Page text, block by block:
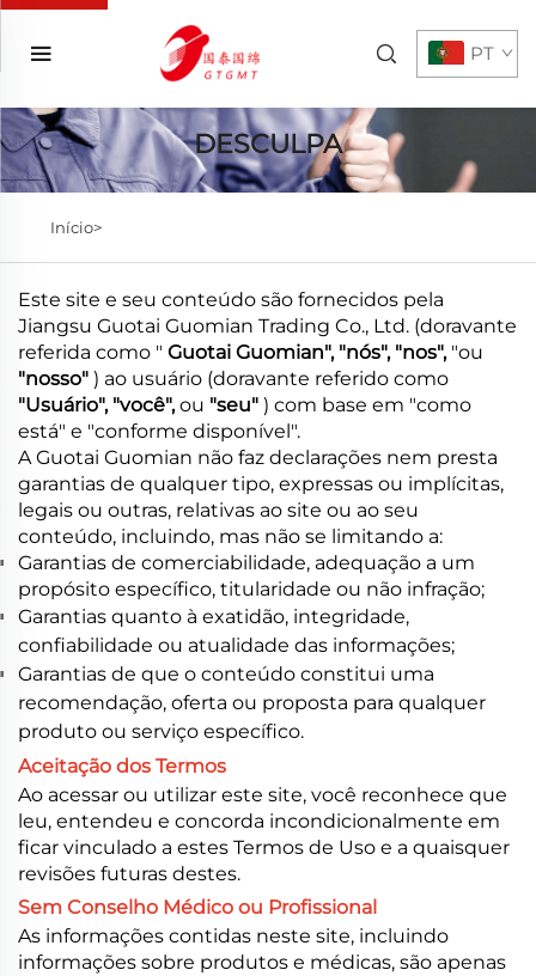
PT
DESCULPA
Início>
Este site e seu conteúdo são fornecidos pela
Jiangsu Guotai Guomian Trading Co., Ltd. (doravante
referida como " Guotai Guomian", "nós", "nos", "ou
"nosso" ) ao usuário (doravante referido como
"Usuário", "você",ou "seu" ) com base em "como
está" e "conforme disponível".
A Guotai Guomian não faz declarações nem presta
garantias de qualquer tipo, expressas ou implícitas,
legais ou outras, relativas ao site ou ao seu
conteúdo, incluindo, mas não se limitando a:
Garantias de comerciabilidade, adequação a um
propósito específico, titularidade ou não infração;
Garantias quanto à exatidão, integridade,
confiabilidade ou atualidade das informações;
Garantias de que o conteúdo constitui uma
recomendação, oferta ou proposta para qualquer
produto ou serviço específico.
Aceitação dos Termos
Ao acessar ou utilizar este site, você reconhece que
leu, entendeu e concorda incondicionalmente em
ficar vinculado a estes Termos de Uso e a quaisquer
revisões futuras destes.
Sem Conselho Médico ou Profissional
As informações contidas neste site, incluindo
informações sobre produtos e médicas, são apenas